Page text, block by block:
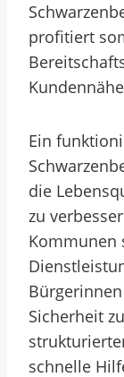
profitiert
Ein
die
zu
Kommunen
Sicherheit
schnelle